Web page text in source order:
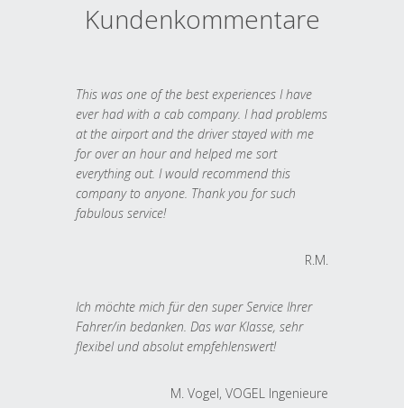
Kundenkommentare
This was one of the best experiences I have
ever had with a cab company. I had problems
at the airport and the driver stayed with me
for over an hour and helped me sort
everything out. I would recommend this
company to anyone. Thank you for such
fabulous service!
R.M.
Ich möchte mich für den super Service Ihrer
Fahrer/in bedanken. Das war Klasse, sehr
flexibel und absolut empfehlenswert!
M. Vogel, VOGEL Ingenieure